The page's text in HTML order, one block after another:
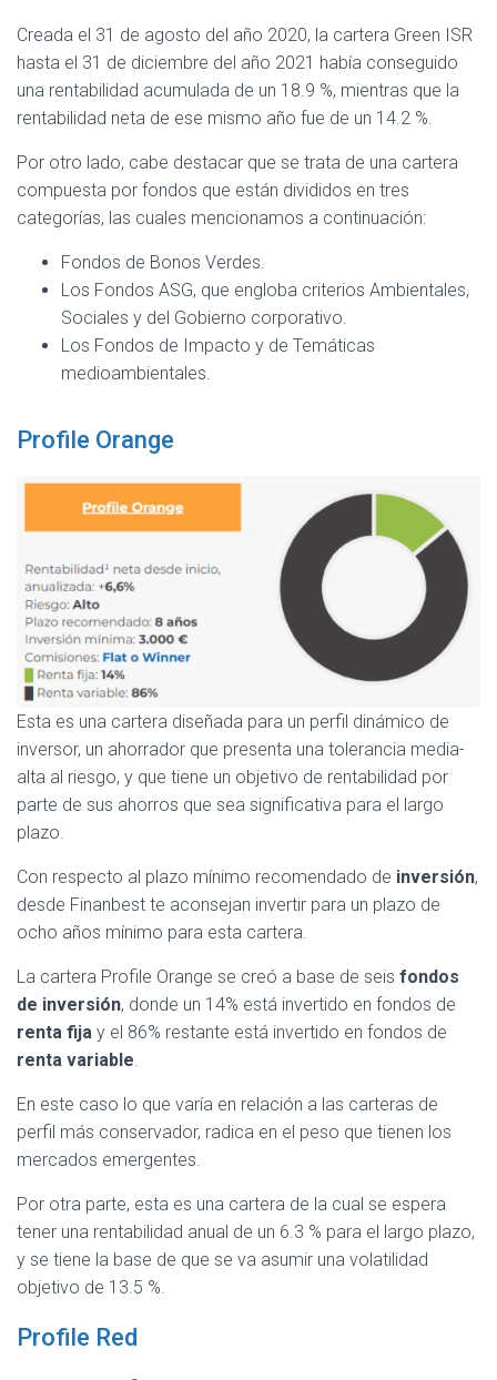
Creada el 31 de agosto del año 2020, la cartera Green ISR
hasta el 31 de diciembre del año 2021 había conseguido
una rentabilidad acumulada de un 18.9 %, mientras que la
rentabilidad neta de ese mismo año fue de un 14.2 %.
Por otro lado, cabe destacar que se trata de una cartera
compuesta por fondos que están divididos en tres
categorías, las cuales mencionamos a continuación:
Fondos de Bonos Verdes.
Los Fondos ASG, que engloba criterios Ambientales,
Sociales y del Gobierno corporativo.
Los Fondos de Impacto y de Temáticas
medioambientales.
Profile Orange
Esta es una cartera diseñada para un perfil dinámico de
inversor, un ahorrador que presenta una tolerancia media-
alta al riesgo, y que tiene un objetivo de rentabilidad por
parte de sus ahorros que sea significativa para el largo
plazo.
Con respecto al plazo mínimo recomendado de inversión,
desde Finanbest te aconsejan invertir para un plazo de
ocho años mínimo para esta cartera.
La cartera Profile Orange se creó a base de seis fondos
de inversión, donde un 14% está invertido en fondos de
renta fija y el 86% restante está invertido en fondos de
renta variable.
En este caso lo que varía en relación a las carteras de
perfil más conservador, radica en el peso que tienen los
mercados emergentes.
Por otra parte, esta es una cartera de la cual se espera
tener una rentabilidad anual de un 6.3 % para el largo plazo,
y se tiene la base de que se va asumir una volatilidad
objetivo de 13.5 %.
Profile Red